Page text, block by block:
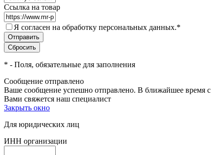
Ссылка на товар
Я согласен на обработку персональных данных.*
* - Поля, обязательные для заполнения
Сообщение отправлено
Ваше сообщение успешно отправлено. В ближайшее время с
Вами свяжется наш специалист
Закрыть окно
Для юридических лиц
ИНН организации